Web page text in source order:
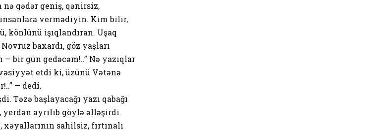
qədər geniş, qənirsiz,
vermədiyin. Kim bilir,
işıqlandıran. Uşaq
baxardı, göz yaşları
bir gün gedəcəm!..” Nə yazıqlar
etdi ki, üzünü Vətənə
— dedi.
Təzə başlayacağı yazı qabağı
yerdən ayrılıb göylə əlləşirdi.
sahilsiz, fırtınalı